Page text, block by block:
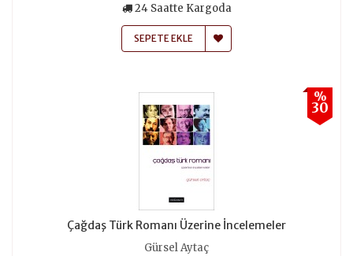
24 Saatte Kargoda
SEPETE EKLE
%
30
Çağdaş Türk Romanı Üzerine İncelemeler
Gürsel Aytaç